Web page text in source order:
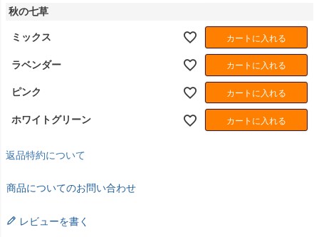
秋の七草
ミックス カートに入れる
ラベンダー カートに入れる
ピンク カートに入れる
ホワイトグリーン カートに入れる
返品特約について
商品についてのお問い合わせ
レビューを書く